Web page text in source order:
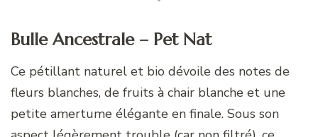
Bulle Ancestrale – Pet Nat
Ce pétillant naturel et bio dévoile des notes de
fleurs blanches, de fruits à chair blanche et une
petite amertume élégante en finale. Sous son